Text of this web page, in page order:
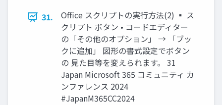
31.
Office スクリプトの実行方法(2) ▪ ス
クリプト ボタン • コードエディター
の「その他のオプション」 → 「ブッ
クに追加」 図形の書式設定でボタン
の 見た目等を変えられます。 31
Japan Microsoft 365 コミュニティ カ
ンファレンス 2024
#JapanM365CC2024